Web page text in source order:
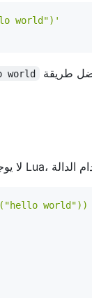
world")'
world